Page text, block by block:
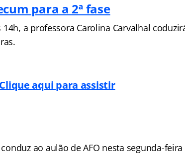
para a 2ª fase
a professora Carolina Carvalhal
Clique aqui para assistir
ao aulão de AFO nesta segunda-feira